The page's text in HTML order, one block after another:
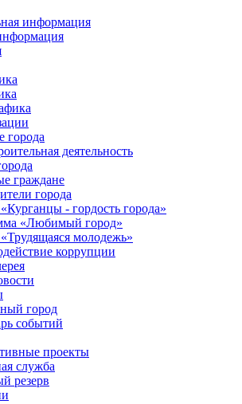
информация
города
деятельность
граждане
города
- гордость города»
«Любимый город»
молодежь»
коррупции
город
событий
проекты
служба
резерв